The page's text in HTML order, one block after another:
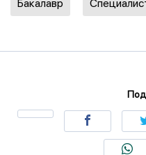
Бакалавр